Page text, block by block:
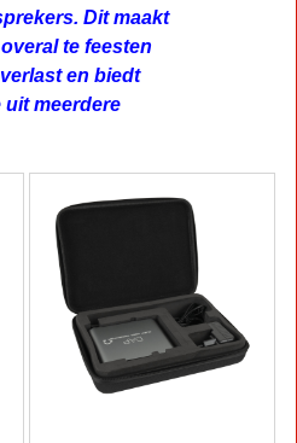
Dit maakt
te feesten
en biedt
uit meerdere